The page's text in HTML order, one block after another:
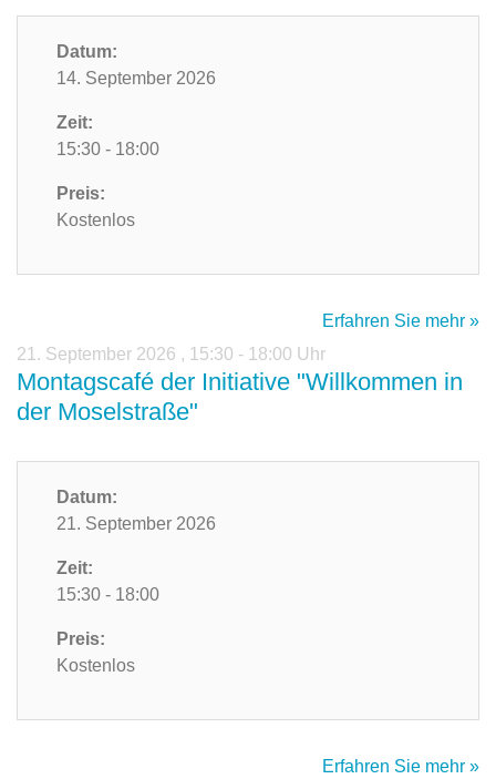
Datum:
14. September 2026
Zeit:
15:30 - 18:00
Preis:
Kostenlos
Erfahren Sie mehr »
21. September 2026 , 15:30 - 18:00 Uhr
Montagscafé der Initiative "Willkommen in
der Moselstraße"
Datum:
21. September 2026
Zeit:
15:30 - 18:00
Preis:
Kostenlos
Erfahren Sie mehr »